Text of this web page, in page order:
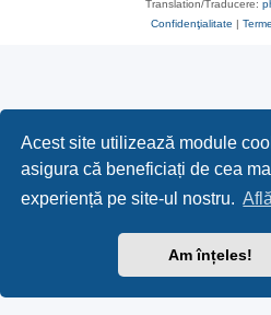
Acest site utilizează module
asigura că beneficiați de cea
experiență pe site-ul nostru.
Am înțeles!
Translation/Traducere:
Confidenţialitate |